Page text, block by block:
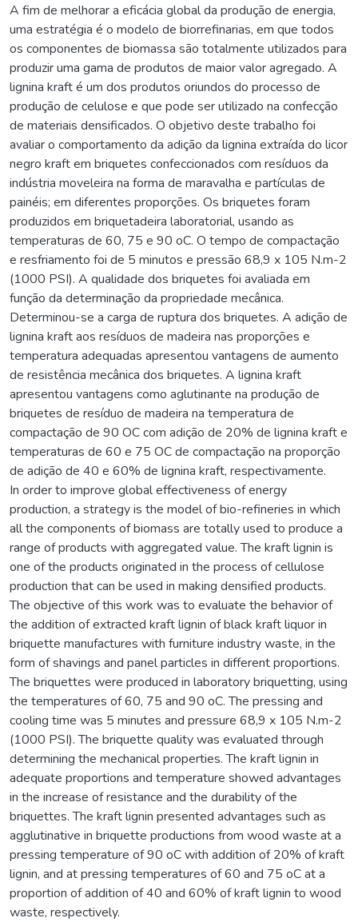
A fim de melhorar a eficácia global da produção de energia,
uma estratégia é o modelo de biorrefinarias, em que todos
os componentes de biomassa são totalmente utilizados para
produzir uma gama de produtos de maior valor agregado. A
lignina kraft é um dos produtos oriundos do processo de
produção de celulose e que pode ser utilizado na confecção
de materiais densificados. O objetivo deste trabalho foi
avaliar o comportamento da adição da lignina extraída do licor
negro kraft em briquetes confeccionados com resíduos da
indústria moveleira na forma de maravalha e partículas de
painéis; em diferentes proporções. Os briquetes foram
produzidos em briquetadeira laboratorial, usando as
temperaturas de 60, 75 e 90 oC. O tempo de compactação
e resfriamento foi de 5 minutos e pressão 68,9 x 105 N.m-2
(1000 PSI). A qualidade dos briquetes foi avaliada em
função da determinação da propriedade mecânica.
Determinou-se a carga de ruptura dos briquetes. A adição de
lignina kraft aos resíduos de madeira nas proporções e
temperatura adequadas apresentou vantagens de aumento
de resistência mecânica dos briquetes. A lignina kraft
apresentou vantagens como aglutinante na produção de
briquetes de resíduo de madeira na temperatura de
compactação de 90 OC com adição de 20% de lignina kraft e
temperaturas de 60 e 75 OC de compactação na proporção
de adição de 40 e 60% de lignina kraft, respectivamente.
In order to improve global effectiveness of energy
production, a strategy is the model of bio-refineries in which
all the components of biomass are totally used to produce a
range of products with aggregated value. The kraft lignin is
one of the products originated in the process of cellulose
production that can be used in making densified products.
The objective of this work was to evaluate the behavior of
the addition of extracted kraft lignin of black kraft liquor in
briquette manufactures with furniture industry waste, in the
form of shavings and panel particles in different proportions.
The briquettes were produced in laboratory briquetting, using
the temperatures of 60, 75 and 90 oC. The pressing and
cooling time was 5 minutes and pressure 68,9 x 105 N.m-2
(1000 PSI). The briquette quality was evaluated through
determining the mechanical properties. The kraft lignin in
adequate proportions and temperature showed advantages
in the increase of resistance and the durability of the
briquettes. The kraft lignin presented advantages such as
agglutinative in briquette productions from wood waste at a
pressing temperature of 90 oC with addition of 20% of kraft
lignin, and at pressing temperatures of 60 and 75 oC at a
proportion of addition of 40 and 60% of kraft lignin to wood
waste, respectively.